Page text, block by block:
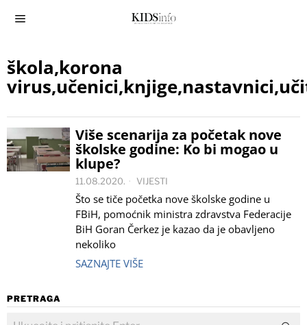
škola,korona
Više scenarija za početak nove
školske godine: Ko bi mogao u
klupe?
11.08.2020. VIJESTI
Što se tiče početka nove školske godine u
FBiH, pomoćnik ministra zdravstva Federacije
BiH Goran Čerkez je kazao da je obavljeno
nekoliko
SAZNAJTE VIŠE
PRETRAGA